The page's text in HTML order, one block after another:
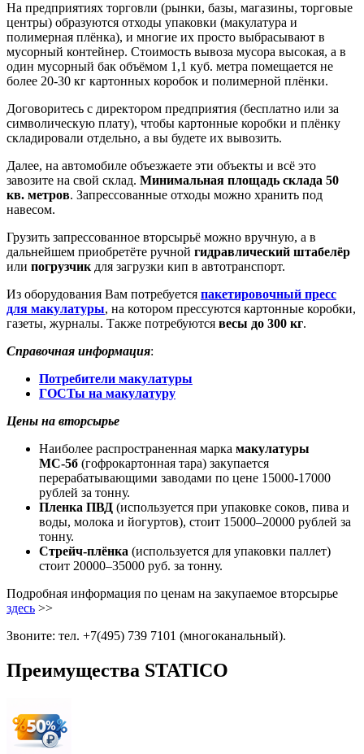
На предприятиях торговли (рынки, базы, магазины, торговые
центры) образуются отходы упаковки (макулатура и
полимерная плёнка), и многие их просто выбрасывают в
мусорный контейнер. Стоимость вывоза мусора высокая, а в
один мусорный бак объёмом 1,1 куб. метра помещается не
более 20-30 кг картонных коробок и полимерной плёнки.
Договоритесь с директором предприятия (бесплатно или за
символическую плату), чтобы картонные коробки и плёнку
складировали отдельно, а вы будете их вывозить.
Далее, на автомобиле объезжаете эти объекты и всё это
завозите на свой склад. Минимальная площадь склада 50
кв. метров. Запрессованные отходы можно хранить под
навесом.
Грузить запрессованное вторсырьё можно вручную, а в
дальнейшем приобретёте ручной гидравлический штабелёр
или погрузчик для загрузки кип в автотранспорт.
Из оборудования Вам потребуется пакетировочный пресс
для макулатуры, на котором прессуются картонные коробки,
газеты, журналы. Также потребуются весы до 300 кг.
Справочная информация:
Потребители макулатуры
ГОСТы на макулатуру
Цены на вторсырье
Наиболее распространенная марка макулатуры
МС-5б (гофрокартонная тара) закупается
перерабатывающими заводами по цене 15000-17000
рублей за тонну.
Пленка ПВД (используется при упаковке соков, пива и
воды, молока и йогуртов), стоит 15000–20000 рублей за
тонну.
Стрейч-плёнка (используется для упаковки паллет)
стоит 20000–35000 руб. за тонну.
Подробная информация по ценам на закупаемое вторсырье
здесь >>
Звоните: тел. +7(495) 739 7101 (многоканальный).
Преимущества STATICO